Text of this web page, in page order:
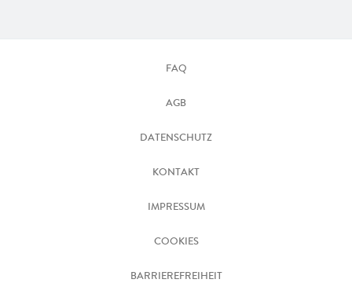
FAQ
AGB
DATENSCHUTZ
KONTAKT
IMPRESSUM
COOKIES
BARRIEREFREIHEIT